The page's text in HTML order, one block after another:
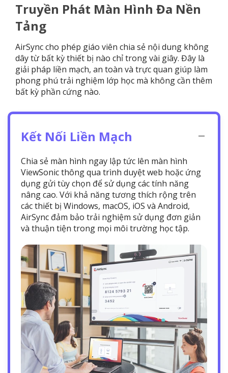
Truyền Phát Màn Hình Đa Nền
Tảng
AirSync cho phép giáo viên chia sẻ nội dung không
dây từ bất kỳ thiết bị nào chỉ trong vài giây. Đây là
giải pháp liền mạch, an toàn và trực quan giúp làm
phong phú trải nghiệm lớp học mà không cần thêm
bất kỳ phần cứng nào.
Kết Nối Liền Mạch
Chia sẻ màn hình ngay lập tức lên màn hình
ViewSonic thông qua trình duyệt web hoặc ứng
dụng gửi tùy chọn để sử dụng các tính năng
nâng cao. Với khả năng tương thích rộng trên
các thiết bị Windows, macOS, iOS và Android,
AirSync đảm bảo trải nghiệm sử dụng đơn giản
và thuận tiện trong mọi môi trường học tập.